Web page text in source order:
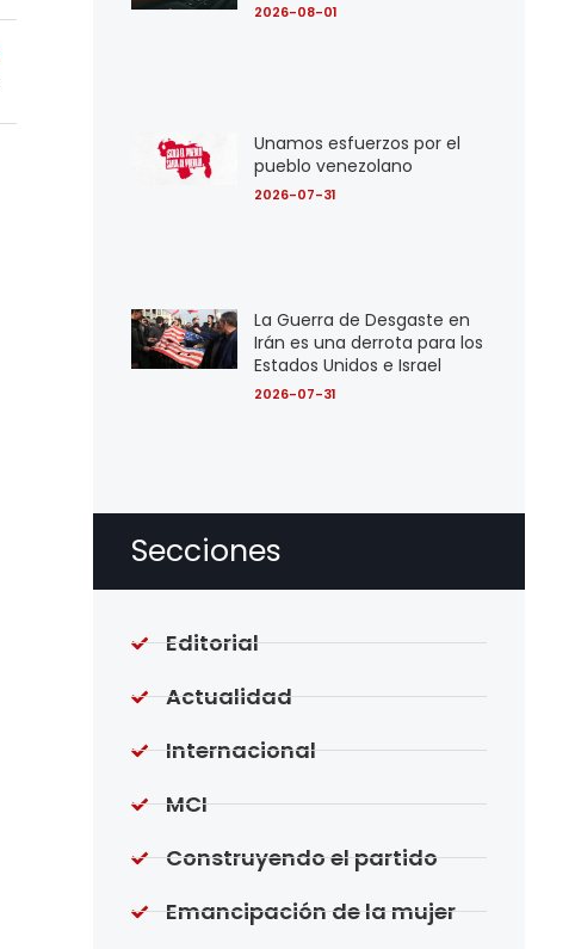
2026-08-01
Unamos esfuerzos por el
pueblo venezolano
2026-07-31
La Guerra de Desgaste en
Irán es una derrota para los
Estados Unidos e Israel
2026-07-31
Secciones
Editorial
Actualidad
Internacional
MCI
Construyendo el partido
Emancipación de la mujer